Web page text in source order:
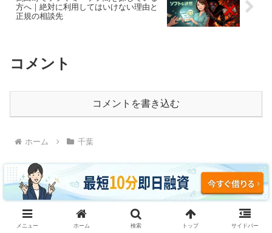
方へ｜絶対に利用してはいけない理由と
正規の相談先
コメント
コメントを書き込む
ホーム 千葉
ソフヤミ・ソフ闇に騙されるな｜即日融資・ブラッ
メニュー ホーム 検索 トップ サイドバー